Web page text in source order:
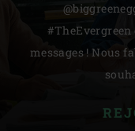
messages ! Nous